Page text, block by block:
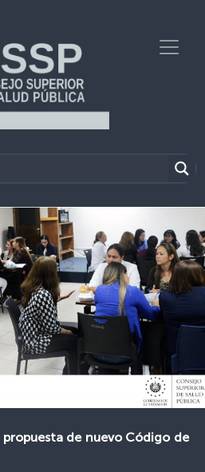
propuesta de nuevo Código de